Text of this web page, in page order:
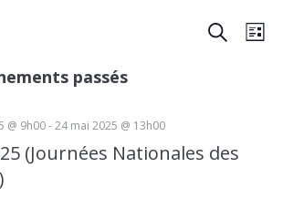
vues
passés
@ 9h00-24 mai 2025 @ 13h00
(Journées Nationales des